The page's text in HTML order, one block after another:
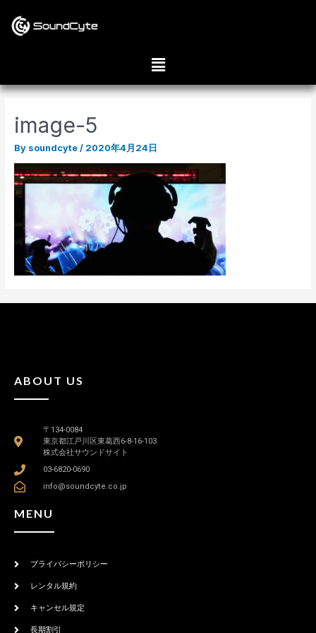
image-5
By soundcyte / 2020年4月24日
ABOUT US
〒134-0084
東京都江戸川区東葛西6-8-16-103
株式会社サウンドサイト
03-6820-0690
info@soundcyte.co.jp
MENU
プライバシーポリシー
レンタル規約
キャンセル規定
長期割引